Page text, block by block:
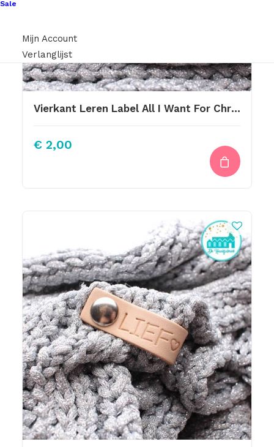
Sale
Mijn Account
Verlanglijst
Vierkant Leren Label All I Want For Christmas Is You
€ 2,00